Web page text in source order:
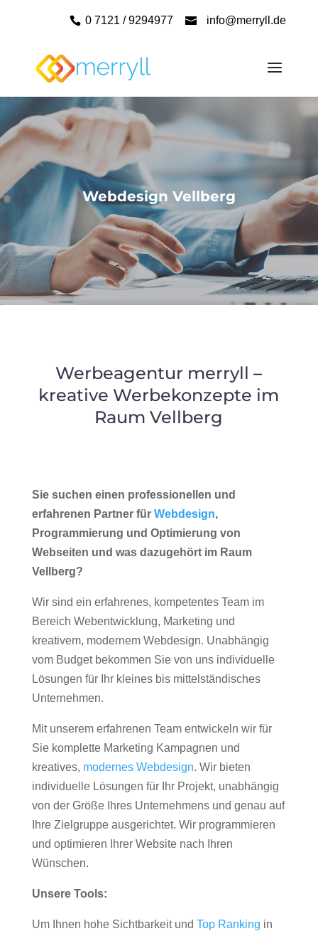
0 7121 / 9294977 info@merryll.de
Webdesign Vellberg
Werbeagentur merryll –
kreative Werbekonzepte im
Raum Vellberg
Sie suchen einen professionellen und
erfahrenen Partner für Webdesign,
Programmierung und Optimierung von
Webseiten und was dazugehört im Raum
Vellberg?
Wir sind ein erfahrenes, kompetentes Team im
Bereich Webentwicklung, Marketing und
kreativem, modernem Webdesign. Unabhängig
vom Budget bekommen Sie von uns individuelle
Lösungen für Ihr kleines bis mittelständisches
Unternehmen.
Mit unserem erfahrenen Team entwickeln wir für
Sie komplette Marketing Kampagnen und
kreatives, modernes Webdesign. Wir bieten
individuelle Lösungen für Ihr Projekt, unabhängig
von der Größe Ihres Unternehmens und genau auf
Ihre Zielgruppe ausgerichtet. Wir programmieren
und optimieren Ihrer Website nach Ihren
Wünschen.
Unsere Tools:
Um Ihnen hohe Sichtbarkeit und Top Ranking in